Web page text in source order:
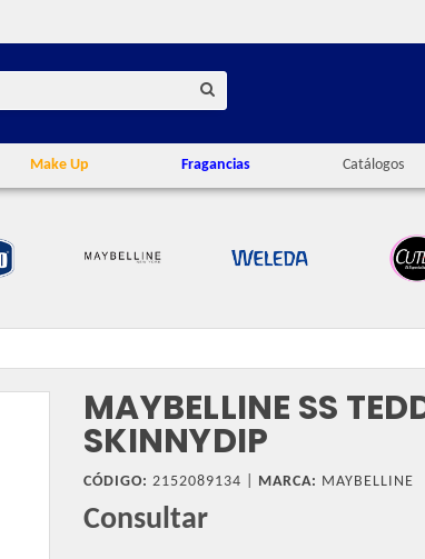
Make Up Fragancias Catálogos
MAYBELLINE SS
SKINNYDIP
CÓDIGO: 2152089134 | MARCA: MAYBELLINE
Consultar